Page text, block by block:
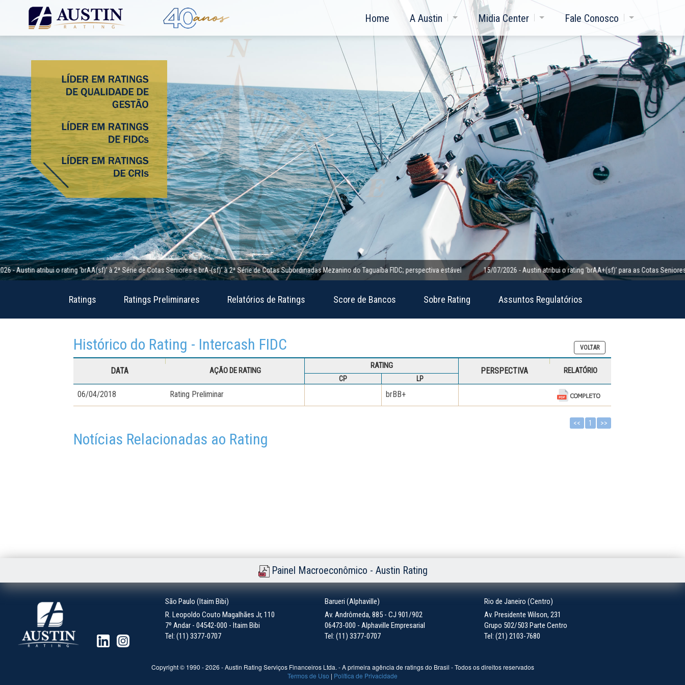
Home A Austin Midia Center Fale Conosco
atribui o rating ‘brAA(sf)’ à 2ª Série de Cotas Seniores e brA-(sf)’ à 2ª Série de Cotas Subordinadas Mezanino do Taguaíba FIDC; perspectiva estável 15/07/2026 - Austin atribui o rating ‘brAA+(sf)’ para as Cotas Seniores da
Ratings Ratings Preliminares Relatórios de Ratings Score de Bancos Sobre Rating Assuntos Regulatórios
Histórico do Rating - Intercash FIDC VOLTAR
DATA AÇÃO DE RATING
RATING
PERSPECTIVA RELATÓRIO
CP LP
06/04/2018 Rating Preliminar brBB+
<< 1 >>
Notícias Relacionadas ao Rating
Painel Macroeconômico - Austin Rating
São Paulo (Itaim Bibi)
R. Leopoldo Couto Magalhães Jr, 110
7º Andar - 04542-000 - Itaim Bibi
Tel: (11) 3377-0707
Barueri (Alphaville)
Av. Andrômeda, 885 - CJ 901/902
06473-000 - Alphaville Empresarial
Tel: (11) 3377-0707
Rio de Janeiro (Centro)
Av. Presidente Wilson, 231
Grupo 502/503 Parte Centro
Tel: (21) 2103-7680
Copyright © 1990 -2026 - Austin Rating Serviços Financeiros Ltda. - A primeira agência de ratings do Brasil - Todos os direitos reservados
Termos de Uso | Política de Privacidade